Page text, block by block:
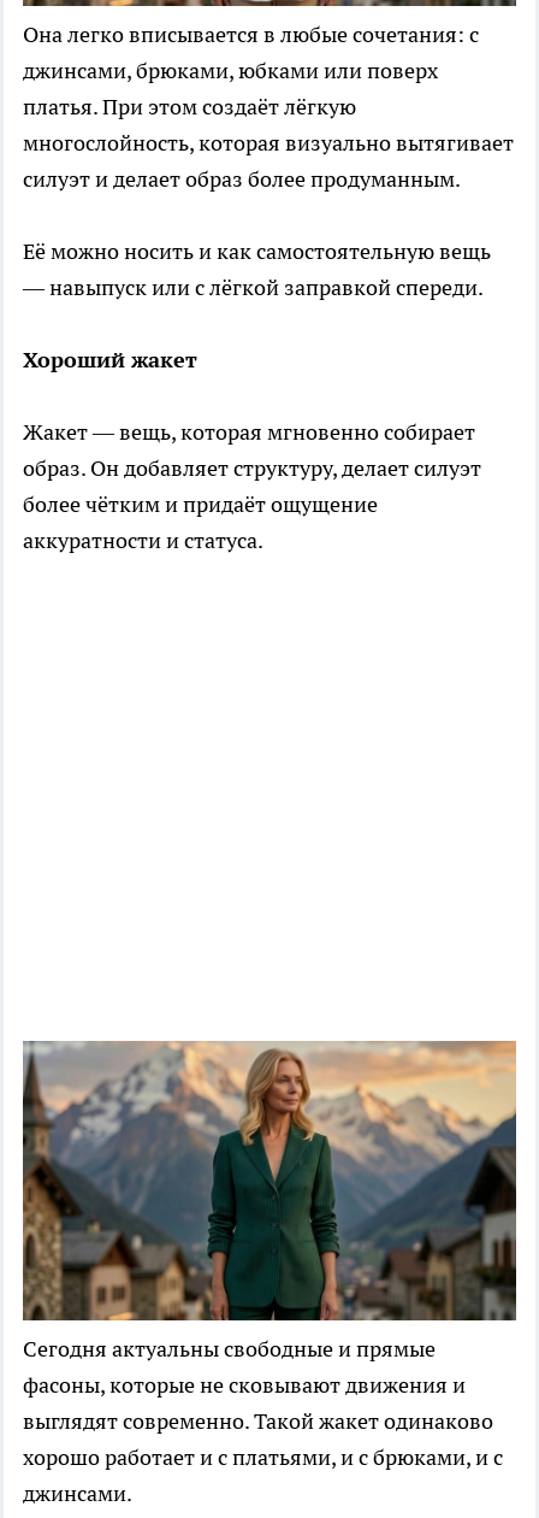
Она легко вписывается в любые сочетания: с
джинсами, брюками, юбками или поверх
платья. При этом создаёт лёгкую
многослойность, которая визуально вытягивает
силуэт и делает образ более продуманным.
Её можно носить и как самостоятельную вещь
— навыпуск или с лёгкой заправкой спереди.
Хороший жакет
Жакет — вещь, которая мгновенно собирает
образ. Он добавляет структуру, делает силуэт
более чётким и придаёт ощущение
аккуратности и статуса.
Сегодня актуальны свободные и прямые
фасоны, которые не сковывают движения и
выглядят современно. Такой жакет одинаково
хорошо работает и с платьями, и с брюками, и с
джинсами.